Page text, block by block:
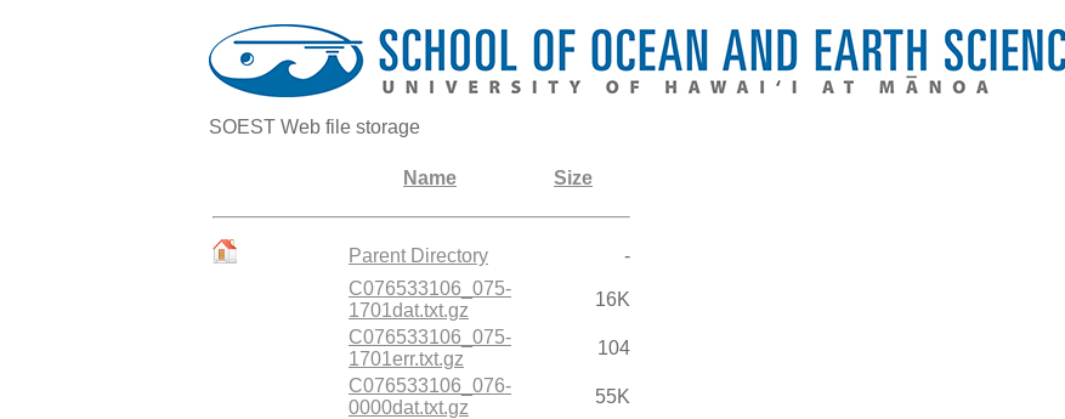
SOEST Web file storage
Name Size
Parent Directory
-
C076533106_075-
1701dat.txt.gz
16K
C076533106_075-
1701err.txt.gz
104
C076533106_076-
0000dat.txt.gz
55K